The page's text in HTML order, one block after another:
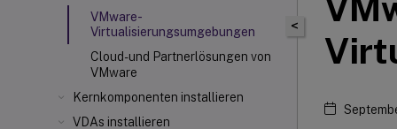
VMware-
Virtualisierungsumgebungen
Cloud- und Partnerlösungen von
VMware
Kernkomponenten installieren
VDAs installieren
<